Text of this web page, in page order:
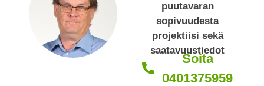
puutavaran
sopivuudesta
projektiisi sekä
saatavuustiedot
Soita
0401375959